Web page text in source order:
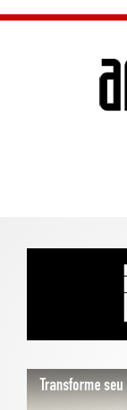
Skip to main